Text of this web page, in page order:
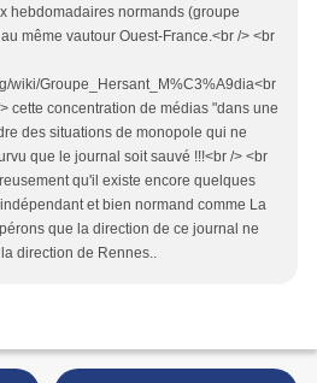
hebdomadaires normands (groupe
même vautour Ouest-France.<br /> <br
wiki/Groupe_Hersant_M%C3%A9dia<br
cette concentration de médias "dans une
des situations de monopole qui ne
que le journal soit sauvé !!!<br /> <br
qu'il existe encore quelques
et bien normand comme La
que la direction de ce journal ne
direction de Rennes..